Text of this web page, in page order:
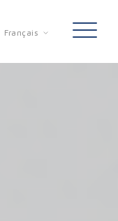
Français